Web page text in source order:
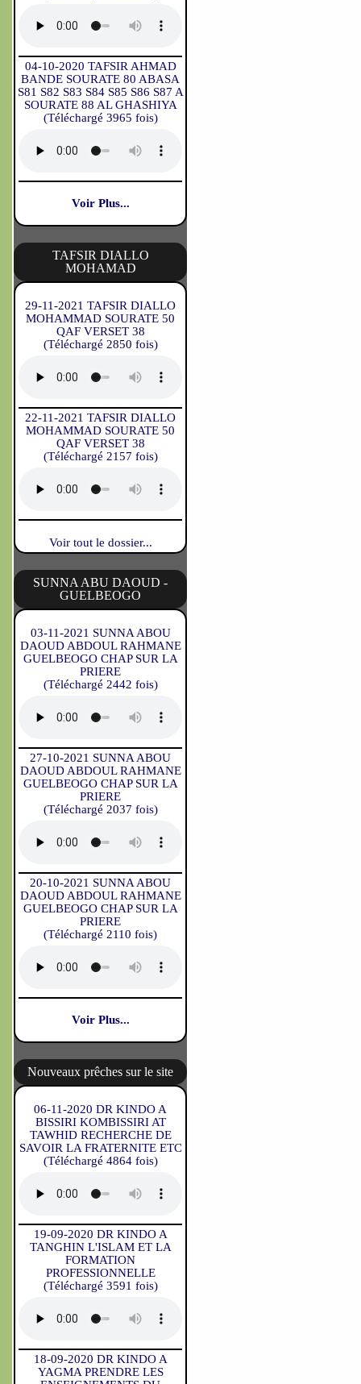
04-10-2020 TAFSIR AHMAD
BANDE SOURATE 80 ABASA
S81 S82 S83 S84 S85 S86 S87 A
SOURATE 88 AL GHASHIYA
(Téléchargé 3965 fois)
Voir Plus...
TAFSIR DIALLO
MOHAMAD
29-11-2021 TAFSIR DIALLO
MOHAMMAD SOURATE 50
QAF VERSET 38
(Téléchargé 2850 fois)
22-11-2021 TAFSIR DIALLO
MOHAMMAD SOURATE 50
QAF VERSET 38
(Téléchargé 2157 fois)
Voir tout le dossier...
SUNNA ABU DAOUD -
GUELBEOGO
03-11-2021 SUNNA ABOU
DAOUD ABDOUL RAHMANE
GUELBEOGO CHAP SUR LA
PRIERE
(Téléchargé 2442 fois)
27-10-2021 SUNNA ABOU
DAOUD ABDOUL RAHMANE
GUELBEOGO CHAP SUR LA
PRIERE
(Téléchargé 2037 fois)
20-10-2021 SUNNA ABOU
DAOUD ABDOUL RAHMANE
GUELBEOGO CHAP SUR LA
PRIERE
(Téléchargé 2110 fois)
Voir Plus...
Nouveaux prêches sur le site
06-11-2020 DR KINDO A
BISSIRI KOMBISSIRI AT
TAWHID RECHERCHE DE
SAVOIR LA FRATERNITE ETC
(Téléchargé 4864 fois)
19-09-2020 DR KINDO A
TANGHIN L'ISLAM ET LA
FORMATION
PROFESSIONNELLE
(Téléchargé 3591 fois)
18-09-2020 DR KINDO A
YAGMA PRENDRE LES